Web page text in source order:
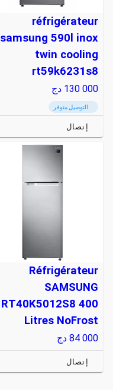
réfrigérateur
samsung 590l inox
twin cooling
rt59k6231s8
130 000 دج
التوصيل متوفر
إتصال
Réfrigérateur
SAMSUNG
RT40K5012S8 400
Litres NoFrost
84 000 دج
إتصال